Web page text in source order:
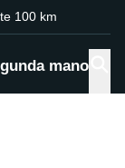
100 km
mano